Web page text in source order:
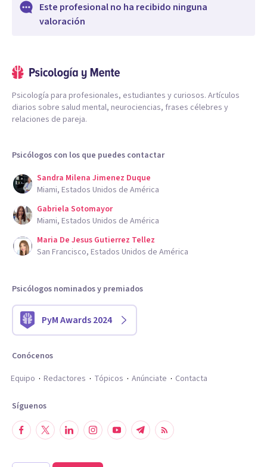
Este profesional no ha recibido ninguna
valoración
Psicología para profesionales, estudiantes y curiosos. Artículos
diarios sobre salud mental, neurociencias, frases célebres y
relaciones de pareja.
Psicólogos con los que puedes contactar
Sandra Milena Jimenez Duque
Miami, Estados Unidos de América
Gabriela Sotomayor
Miami, Estados Unidos de América
Maria De Jesus Gutierrez Tellez
San Francisco, Estados Unidos de América
Psicólogos nominados y premiados
PyM Awards 2024
Conócenos
Equipo
Redactores Tópicos Anúnciate Contacta
Síguenos